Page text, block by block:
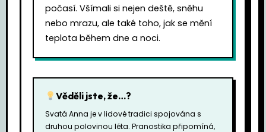
počasí. Všímali si nejen deště, sněhu
nebo mrazu, ale také toho, jak se mění
teplota během dne a noci.
Věděli jste, že…?
Svatá Anna je v lidové tradici spojována s
druhou polovinou léta. Pranostika připomíná,